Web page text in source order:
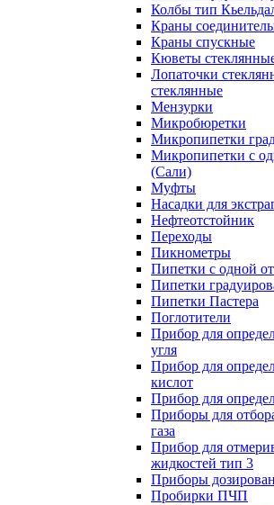
Колбы тип
Краны
Краны спускные
Кюветы
Лопаточки
стеклянные
Мензурки
Микробюретки
Микропипетки
Микропипетки с
(Сали)
Муфты
Насадки для
Нефтеотстойник
Переходы
Пикнометры
Пипетки с одной
Пипетки
Пипетки Пастера
Поглотители
Прибор для
угля
Прибор для
кислот
Прибор для
Приборы для
газа
Прибор для
жидкостей тип 3
Приборы
Пробирки ПЧП